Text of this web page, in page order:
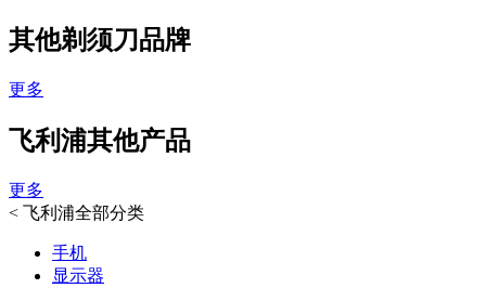
其他剃须刀品牌
更多
飞利浦其他产品
更多
< 飞利浦全部分类
手机
显示器